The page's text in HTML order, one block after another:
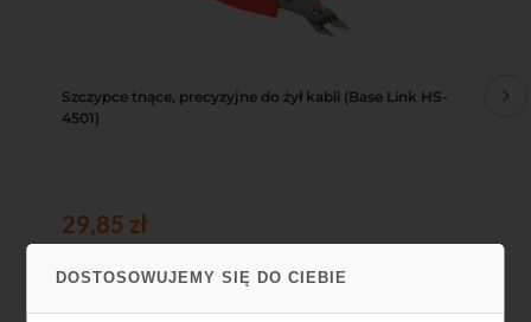
DOSTOSOWUJEMY SIĘ DO CIEBIE
Szczypce tnące, precyzyjne do żył kabli (Base Link HS-
4501)
29,85 zł